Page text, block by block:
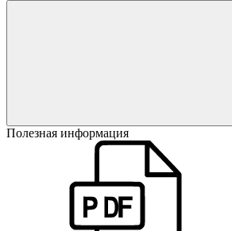
Полезная информация